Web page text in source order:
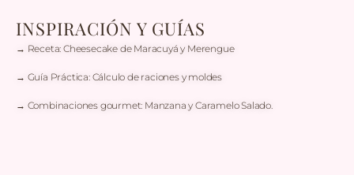
INSPIRACIÓN Y GUÍAS
→ Receta: Cheesecake de Maracuyá y Merengue
→ Guía Práctica: Cálculo de raciones y moldes
→ Combinaciones gourmet: Manzana y Caramelo Salado.